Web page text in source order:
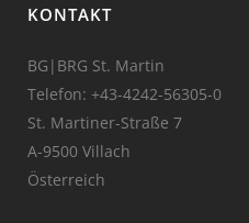
KONTAKT
BG|BRG St. Martin
Telefon: +43-4242-56305-0
St. Martiner-Straße 7
A-9500 Villach
Österreich